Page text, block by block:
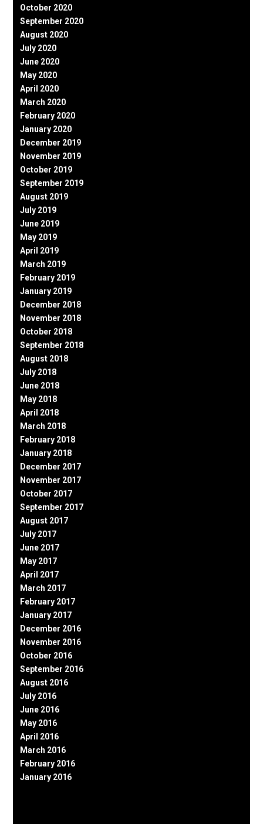
October 2020
September 2020
August 2020
July 2020
June 2020
May 2020
April 2020
March 2020
February 2020
January 2020
December 2019
November 2019
October 2019
September 2019
August 2019
July 2019
June 2019
May 2019
April 2019
March 2019
February 2019
January 2019
December 2018
November 2018
October 2018
September 2018
August 2018
July 2018
June 2018
May 2018
April 2018
March 2018
February 2018
January 2018
December 2017
November 2017
October 2017
September 2017
August 2017
July 2017
June 2017
May 2017
April 2017
March 2017
February 2017
January 2017
December 2016
November 2016
October 2016
September 2016
August 2016
July 2016
June 2016
May 2016
April 2016
March 2016
February 2016
January 2016